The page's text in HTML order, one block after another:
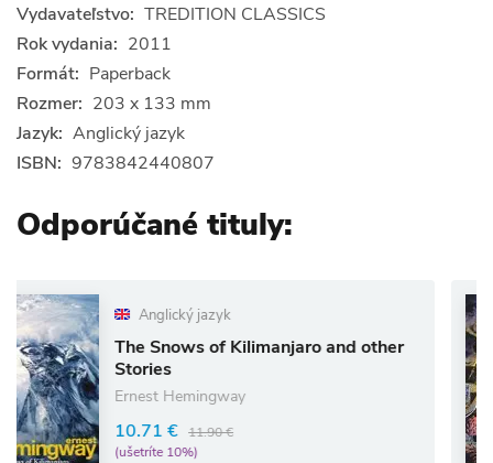
Vydavateľstvo: TREDITION CLASSICS
Rok vydania: 2011
Formát: Paperback
Rozmer: 203 x 133 mm
Jazyk: Anglický jazyk
ISBN: 9783842440807
Odporúčané tituly:
Anglický jazyk
Snows of Kilimanjaro and other
Hemingway
€ 11.90 €
10%)
Pat